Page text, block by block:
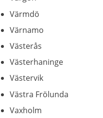
Värmdö
Värnamo
Västerås
Västerhaninge
Västervik
Västra Frölunda
Vaxholm